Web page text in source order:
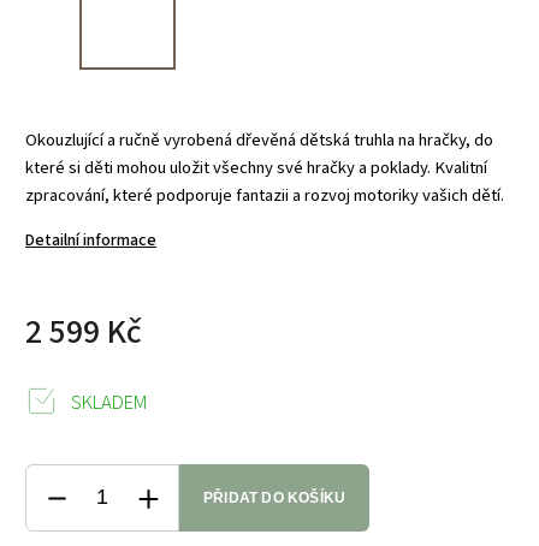
Okouzlující a ručně vyrobená dřevěná dětská truhla na hračky, do
které si děti mohou uložit všechny své hračky a poklady. Kvalitní
zpracování, které podporuje fantazii a rozvoj motoriky vašich dětí.
Detailní informace
2 599 Kč
SKLADEM
PŘIDAT DO KOŠÍKU